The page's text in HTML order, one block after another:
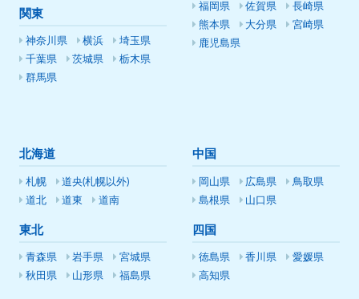
関東
神奈川県 横浜
埼玉県
千葉県
茨城県
栃木県
群馬県
福岡県 佐賀県
長崎県
熊本県
大分県
宮崎県
鹿児島県
北海道
札幌
道央(札幌以外)
道北
道東 道南
東北
青森県 岩手県
宮城県
秋田県
山形県 福島県
中国
岡山県 広島県
鳥取県
島根県
山口県
四国
徳島県 香川県
愛媛県
高知県